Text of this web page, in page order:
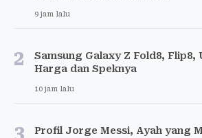
9 jam lalu
2
Samsung Galaxy Z Fold8, Flip8,
Harga dan Speknya
10 jam lalu
Profil Jorge Messi, Ayah yang